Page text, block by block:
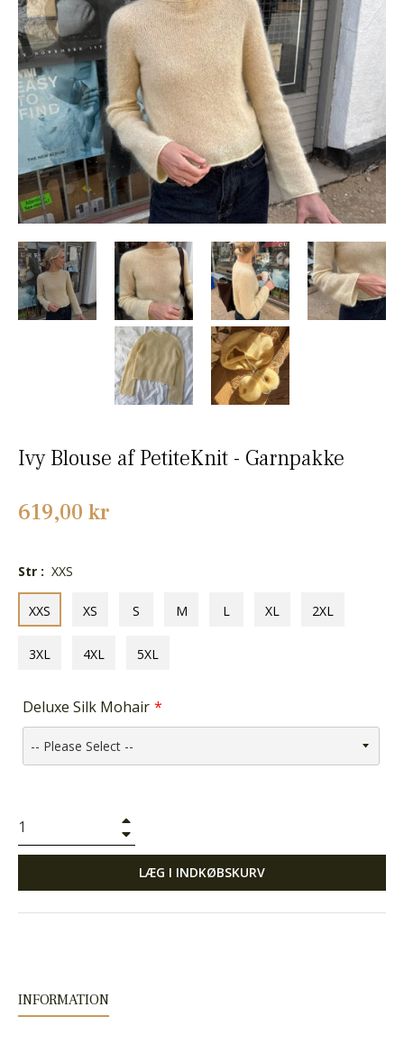
Ivy Blouse af PetiteKnit - Garnpakke
Normalpris
619,00 kr
Str : XXS
XXS XS S M L XL 2XL
3XL 4XL 5XL
Deluxe Silk Mohair
LÆG I INDKØBSKURV
INFORMATION